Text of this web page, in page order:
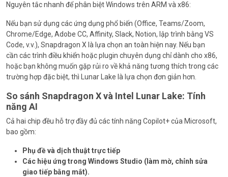
Nguyên tắc nhanh để phân biệt Windows trên ARM và x86:
Nếu bạn sử dụng các ứng dụng phổ biến (Office, Teams/Zoom,
Chrome/Edge, Adobe CC, Affinity, Slack, Notion, lập trình bằng VS
Code, v.v.), Snapdragon X là lựa chọn an toàn hiện nay. Nếu bạn
cần các trình điều khiển hoặc plugin chuyên dụng chỉ dành cho x86,
hoặc bạn không muốn gặp rủi ro về khả năng tương thích trong các
trường hợp đặc biệt, thì Lunar Lake là lựa chọn đơn giản hơn.
So sánh Snapdragon X và Intel Lunar Lake: Tính
năng AI
Cả hai chip đều hỗ trợ đầy đủ các tính năng Copilot+ của Microsoft,
bao gồm:
Phụ đề và dịch thuật trực tiếp
Các hiệu ứng trong Windows Studio (làm mờ, chỉnh sửa
giao tiếp bằng mắt).